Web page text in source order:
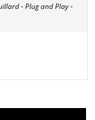
- Plug and Play -